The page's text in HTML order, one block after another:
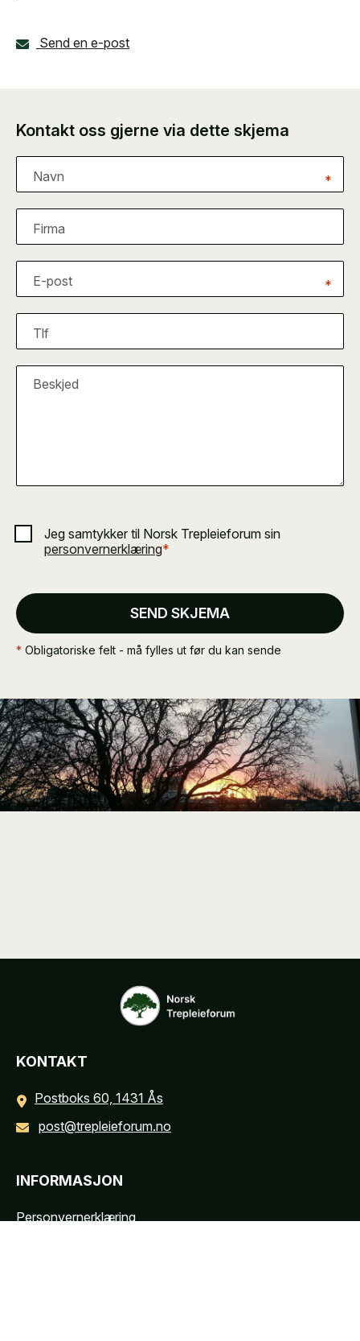
Send en e-post
Kontakt oss gjerne via dette skjema
Navn *
Firma
E-post *
Tlf
Beskjed
Jeg samtykker til Norsk Trepleieforum sin
personvernerklæring*
SEND SKJEMA
* Obligatoriske felt - må fylles ut før du kan sende
KONTAKT
Postboks 60, 1431 Ås
post@trepleieforum.no
INFORMASJON
Personvernerklæring